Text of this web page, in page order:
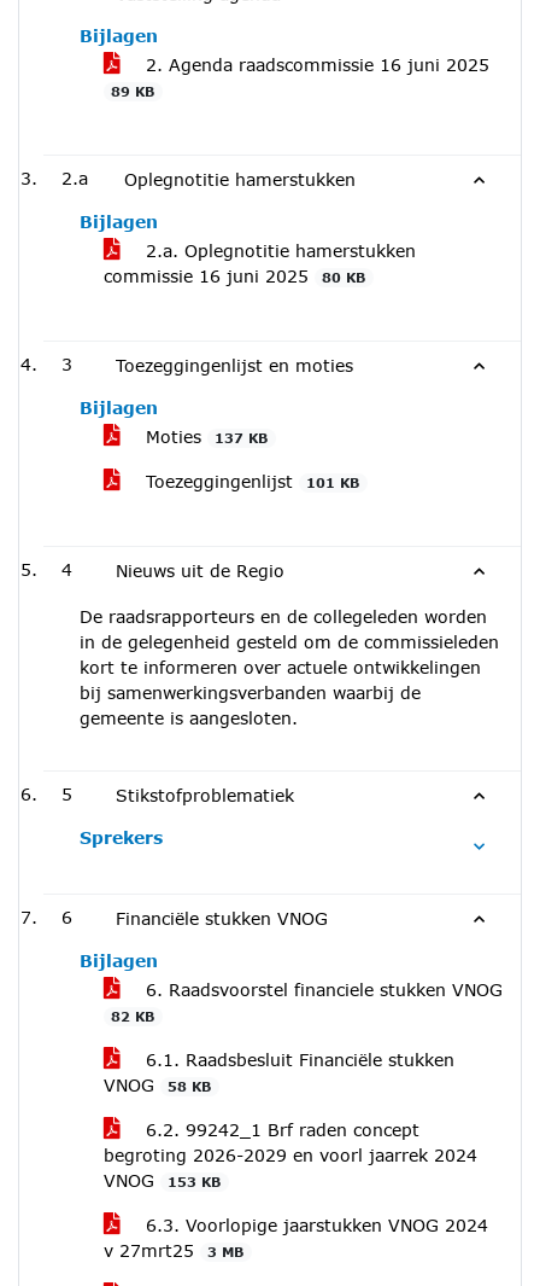
Bijlagen
2. Agenda raadscommissie 16 juni 2025
89 KB
2.a Oplegnotitie hamerstukken
Bijlagen
2.a. Oplegnotitie hamerstukken
commissie 16 juni 2025
80 KB
3 Toezeggingenlijst en moties
Bijlagen
Moties
137 KB
Toezeggingenlijst 101 KB
4 Nieuws uit de Regio
De raadsrapporteurs en de collegeleden worden
in de gelegenheid gesteld om de commissieleden
kort te informeren over actuele ontwikkelingen
bij samenwerkingsverbanden waarbij de
gemeente is aangesloten.
5 Stikstofproblematiek
Sprekers
6 Financiële stukken VNOG
Bijlagen
6. Raadsvoorstel financiele stukken VNOG
82 KB
6.1. Raadsbesluit Financiële stukken
VNOG
58 KB
6.2. 99242_1 Brf raden concept
begroting 2026-2029 en voorl jaarrek 2024
VNOG
153 KB
6.3. Voorlopige jaarstukken VNOG 2024
v 27mrt25
3 MB